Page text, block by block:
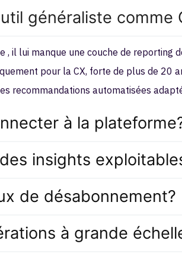
généraliste comme
il lui manque une couche de reporting
pour la CX, forte de plus de 20
recommandations automatisées
à la
insights
de désabonnement?
à grande